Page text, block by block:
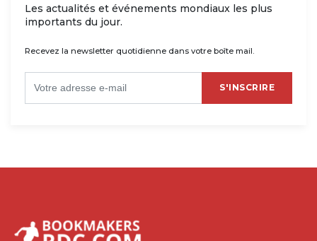
Les actualités et événements mondiaux les plus
importants du jour.
Recevez la newsletter quotidienne dans votre boîte mail.
S'INSCRIRE